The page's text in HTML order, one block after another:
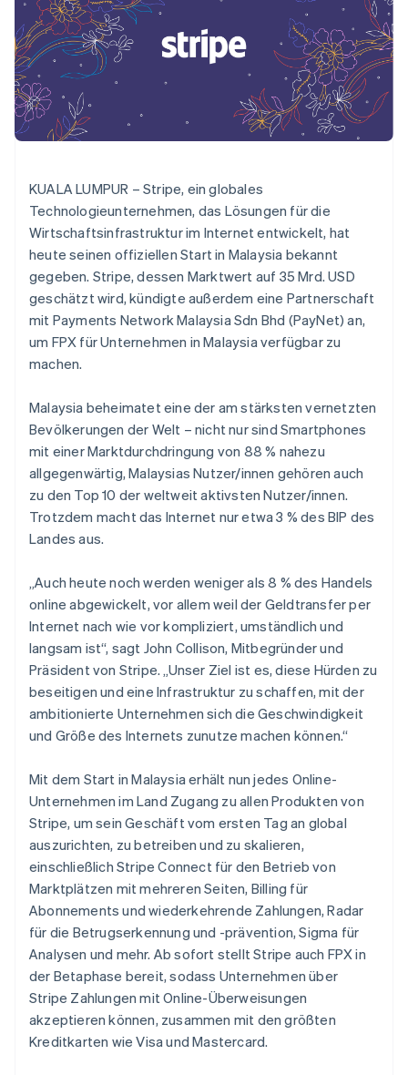
Zugriff auf mehr als
125
Terminal
Zahlungen vor Ort
Authorization
Boost
Optimierung der
Autorisierungsraten
Bezahlvorgang
Financial
Connections
Verbundene
Finanzdaten
Data Pipeline
Datensynchronisierung
Mehr
Product roadmap
Ausblick
Betrugsprävention
Start-up-Gründung
Climate
CO₂-Entnahme
Identity
Online-Identitätsprüfung
Stripe-Sessions 2026
Erfahren Sie, wie Stripe Lösungen für die
Jetzt ansehen
Geldmanagement
Plattformen
SaaS
Nach Branche
Gaming
Bewirtung, Reisen und
Versicherungen
Medien und
Unterhaltung
Gemeinnützige
Organisationen
Fachdienstleistungen
Öffentlicher Sektor
Ecosystem
Partner
Stripe App-Marktplatz
Marktplatz auf
Grundlagen der
Abonnementverwaltung
So setzen Sie
Abrechnung um
Stablecoin-gestützte
Karten ausgeben: So
Verwaltung von
Diensten mit Agenten
Ressourcen
App-Integrationen
Code-Beispiele
Entwickler-Blog
Produkt-Roadmap
Stripe Sessions
Karriere
Sales-Team
kontaktieren
Partner werden
KUALA LUMPUR – Stripe, ein globales
Technologieunternehmen, das Lösungen für die
Wirtschaftsinfrastruktur im Internet entwickelt, hat
heute seinen offiziellen Start in Malaysia bekannt
gegeben. Stripe, dessen Marktwert auf 35 Mrd. USD
geschätzt wird, kündigte außerdem eine Partnerschaft
mit Payments Network Malaysia Sdn Bhd (PayNet) an,
um FPX für Unternehmen in Malaysia verfügbar zu
machen.
Malaysia beheimatet eine der am stärksten vernetzten
Bevölkerungen der Welt – nicht nur sind Smartphones
mit einer Marktdurchdringung von 88 % nahezu
allgegenwärtig, Malaysias Nutzer/innen gehören auch
zu den Top 10 der weltweit aktivsten Nutzer/innen.
Trotzdem macht das Internet nur etwa 3 % des BIP des
Landes aus.
„Auch heute noch werden weniger als 8 % des Handels
online abgewickelt, vor allem weil der Geldtransfer per
Internet nach wie vor kompliziert, umständlich und
langsam ist“, sagt John Collison, Mitbegründer und
Präsident von Stripe. „Unser Ziel ist es, diese Hürden zu
beseitigen und eine Infrastruktur zu schaffen, mit der
ambitionierte Unternehmen sich die Geschwindigkeit
und Größe des Internets zunutze machen können.“
Mit dem Start in Malaysia erhält nun jedes Online-
Unternehmen im Land Zugang zu allen Produkten von
Stripe, um sein Geschäft vom ersten Tag an global
auszurichten, zu betreiben und zu skalieren,
einschließlich Stripe Connect für den Betrieb von
Marktplätzen mit mehreren Seiten, Billing für
Abonnements und wiederkehrende Zahlungen, Radar
für die Betrugserkennung und -prävention, Sigma für
Analysen und mehr. Ab sofort stellt Stripe auch FPX in
der Betaphase bereit, sodass Unternehmen über
Stripe Zahlungen mit Online-Überweisungen
akzeptieren können, zusammen mit den größten
Kreditkarten wie Visa und Mastercard.